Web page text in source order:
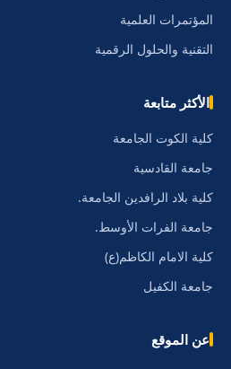
المؤتمرات العلمية
التقنية والحلول الرقمية
الأكثر متابعة
كلية الكوت الجامعة
جامعة القادسية
كلية بلاد الرافدين الجامعة.
جامعة الفرات الأوسط.
كلية الامام الكاظم(ع)
جامعة الكفيل
عن الموقع